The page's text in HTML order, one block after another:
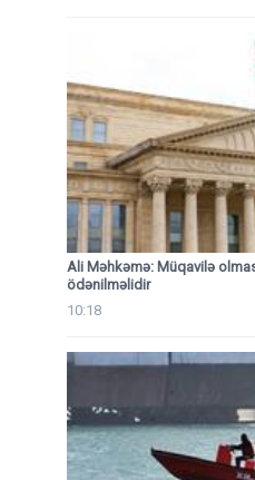
Ali Məhkəmə: Müqavilə
ödənilməlidir
10:18